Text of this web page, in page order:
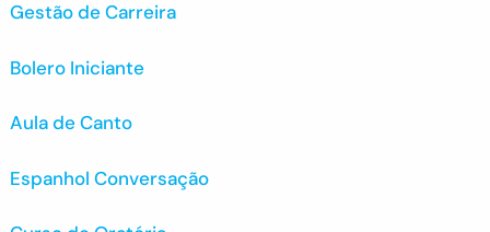
Gestão de Carreira
Bolero Iniciante
Aula de Canto
Espanhol Conversação